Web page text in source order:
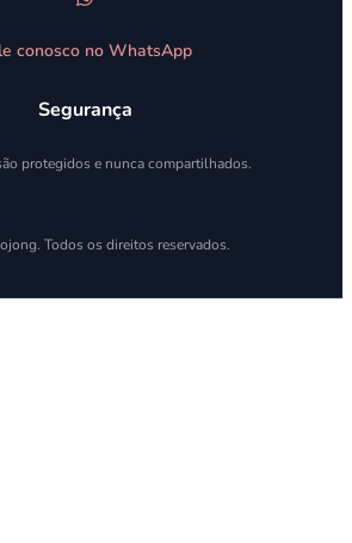
conosco no WhatsApp
Segurança
protegidos e nunca compartilhados.
Todos os direitos reservados.